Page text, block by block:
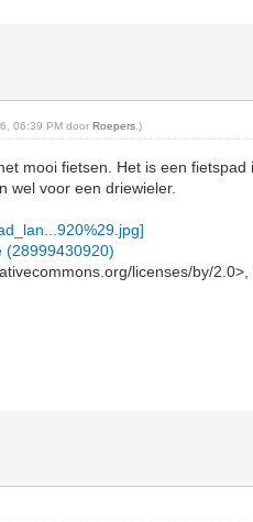
06:39 PM doorRoepers .)
mooi fietsen. Het is een
wel voor een driewieler.
(28999430920)
licenses/by/